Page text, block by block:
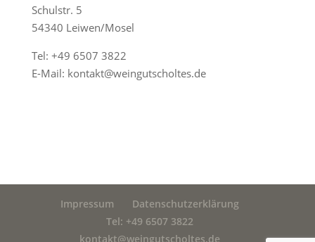
Schulstr. 5
54340 Leiwen/Mosel
Tel: +49 6507 3822
E-Mail: kontakt@weingutscholtes.de
Impressum
Datenschutzerklärung
Tel: +49 6507 3822
kontakt@weingutscholtes.de